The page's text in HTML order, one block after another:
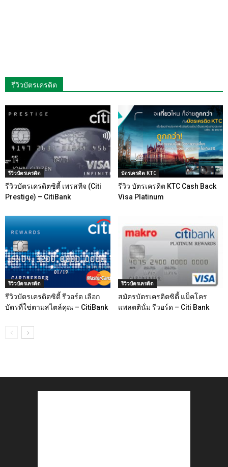
รีวิวบัตรเครดิต
รีวิวบัตรเครดิต
รีวิวบัตรเครดิตซิตี้ เพรสทีจ (Citi
Prestige) – CitiBank
บัตรเครดิต KTC
รีวิว บัตรเครดิต KTC Cash Back
Visa Platinum
รีวิวบัตรเครดิต
รีวิวบัตรเครดิตซิตี้ รีวอร์ด เลือก
บัตรที่ใช่ตามสไตล์คุณ – CitiBank
รีวิวบัตรเครดิต
สมัครบัตรเครดิตซิตี้ แม็คโคร
แพลตตินั่ม รีวอร์ด – Citi Bank